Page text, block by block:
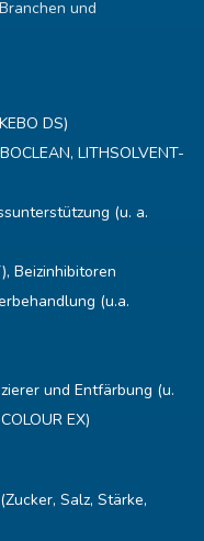
und
DS)
LITHSOLVENT-
(u. a.
Beizinhibitoren
(u.a.
und Entfärbung (u.
EX)
Salz, Stärke,